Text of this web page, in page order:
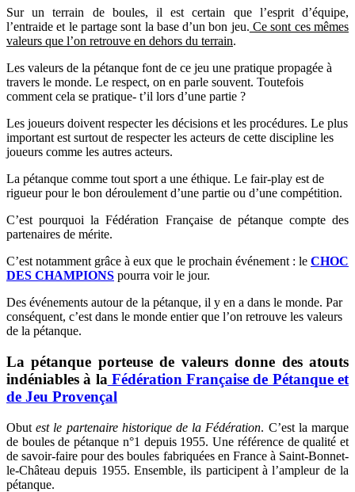
Sur un terrain de boules, il est certain que l’esprit d’équipe,
l’entraide et le partage sont la base d’un bon jeu. Ce sont ces mêmes
valeurs que l’on retrouve en dehors du terrain.
Les valeurs de la pétanque font de ce jeu une pratique propagée à
travers le monde. Le respect, on en parle souvent. Toutefois
comment cela se pratique- t’il lors d’une partie ?
Les joueurs doivent respecter les décisions et les procédures. Le plus
important est surtout de respecter les acteurs de cette discipline les
joueurs comme les autres acteurs.
La pétanque comme tout sport a une éthique. Le fair-play est de
rigueur pour le bon déroulement d’une partie ou d’une compétition.
C’est pourquoi la Fédération Française de pétanque compte des
partenaires de mérite.
C’est notamment grâce à eux que le prochain événement : le CHOC
DES CHAMPIONS pourra voir le jour.
Des événements autour de la pétanque, il y en a dans le monde. Par
conséquent, c’est dans le monde entier que l’on retrouve les valeurs
de la pétanque.
La pétanque porteuse de valeurs donne des atouts
indéniables à la Fédération Française de Pétanque et
de Jeu Provençal
Obutest le partenaire historique de la Fédération. C’est la marque
de boules de pétanque n°1 depuis 1955. Une référence de qualité et
de savoir-faire pour des boules fabriquées en France à Saint-Bonnet-
le-Château depuis 1955. Ensemble, ils participent à l’ampleur de la
pétanque.